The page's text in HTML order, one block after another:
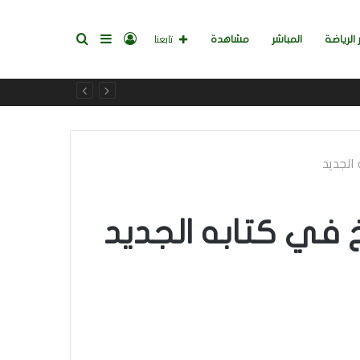
الرياضة المباشر مشاهدة بحثإضافةتسجيل تابعنا
كتابه الجديد